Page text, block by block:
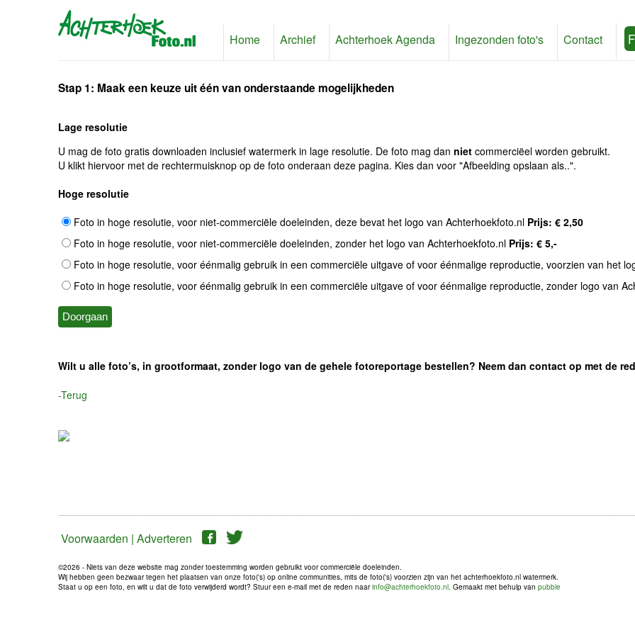
Home Archief Achterhoek Agenda Ingezonden foto's Contact
Stap 1: Maak een keuze uit één van onderstaande mogelijkheden
Lage resolutie
U mag de foto gratis downloaden inclusief watermerk in lage resolutie. De foto mag dan niet commerciëel worden gebruikt.
U klikt hiervoor met de rechtermuisknop op de foto onderaan deze pagina. Kies dan voor "Afbeelding opslaan als..".
Hoge resolutie
Foto in hoge resolutie, voor niet-commerciële doeleinden, deze bevat het logo van Achterhoekfoto.nl Prijs: € 2,50
Foto in hoge resolutie, voor niet-commerciële doeleinden, zonder het logo van Achterhoekfoto.nl Prijs: € 5,-
Foto in hoge resolutie, voor éénmalig gebruik in een commerciële uitgave of voor éénmalige reproductie, voorzien van het
Foto in hoge resolutie, voor éénmalig gebruik in een commerciële uitgave of voor éénmalige reproductie, zonder logo van
Wilt u alle foto’s, in grootformaat, zonder logo van de gehele fotoreportage bestellen? Neem dan contact op met de
-Terug
Voorwaarden | Adverteren
©2026 - Niets van deze website mag zonder toestemming worden gebruikt voor commerciële doeleinden.
Wij hebben geen bezwaar tegen het plaatsen van onze foto('s) op online communities, mits de foto('s) voorzien zijn van het achterhoekfoto.nl watermerk.
Staat u op een foto, en wilt u dat de foto verwijderd wordt? Stuur een e-mail met de reden naarinfo@achterhoekfoto.nl. Gemaakt met behulp van pubble